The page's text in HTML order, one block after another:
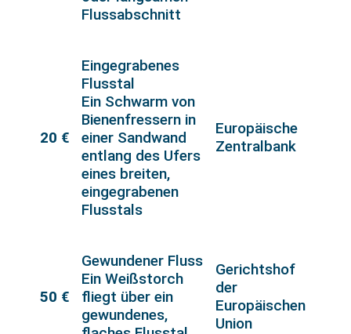
Flussabschnitt
20 €
Eingegrabenes
Flusstal
Ein Schwarm von
Bienenfressern in
einer Sandwand
entlang des Ufers
eines breiten,
eingegrabenen
Flusstals
Europäische
Zentralbank
50 €
Gewundener Fluss
Ein Weißstorch
fliegt über ein
gewundenes,
Gerichtshof
der
Europäischen
Union